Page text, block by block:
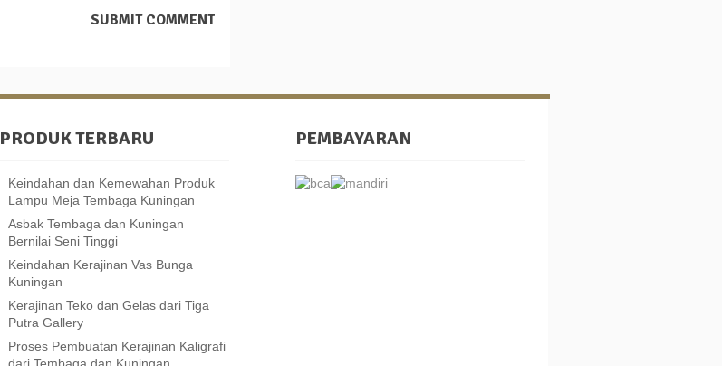
PRODUK TERBARU
Keindahan dan Kemewahan Produk
Lampu Meja Tembaga Kuningan
Asbak Tembaga dan Kuningan
Bernilai Seni Tinggi
Keindahan Kerajinan Vas Bunga
Kuningan
Kerajinan Teko dan Gelas dari Tiga
Putra Gallery
Proses Pembuatan Kerajinan Kaligrafi
PEMBAYARAN